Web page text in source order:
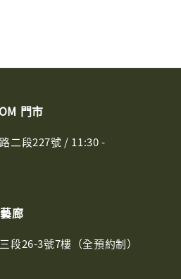
門市
二段227號 / 11:30 -
廊
段26-3號7樓（全預約制）